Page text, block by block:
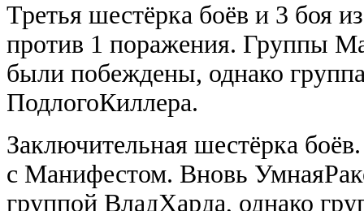
Третья шестёрка боёв и 3 боя
против 1 поражения. Группы
были побеждены, однако
ПодлогоКиллера.
Заключительная шестёрка
с Манифестом. Вновь
группой ВладХарда, однако